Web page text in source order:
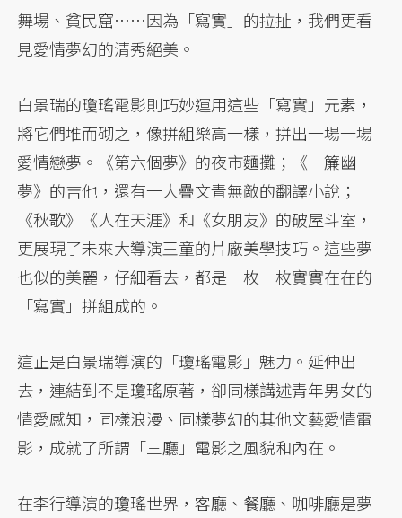
舞場、貧民窟……因為「寫實」的拉扯，我們更看
見愛情夢幻的清秀絕美。
白景瑞的瓊瑤電影則巧妙運用這些「寫實」元素，
將它們堆而砌之，像拼組樂高一樣，拼出一場一場
愛情戀夢。《第六個夢》的夜市麵攤；《一簾幽
夢》的吉他，還有一大疊文青無敵的翻譯小說；
《秋歌》《人在天涯》和《女朋友》的破屋斗室，
更展現了未來大導演王童的片廠美學技巧。這些夢
也似的美麗，仔細看去，都是一枚一枚實實在在的
「寫實」拼組成的。
這正是白景瑞導演的「瓊瑤電影」魅力。延伸出
去，連結到不是瓊瑤原著，卻同樣講述青年男女的
情愛感知，同樣浪漫、同樣夢幻的其他文藝愛情電
影，成就了所謂「三廳」電影之風貌和內在。
在李行導演的瓊瑤世界，客廳、餐廳、咖啡廳是夢